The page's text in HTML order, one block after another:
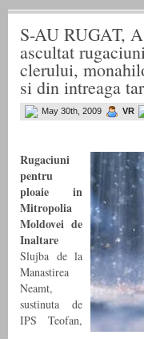
S-AU RUGAT,
ascultat
clerului,
si din intreaga
May 30th, 2009 VR
Rugaciuni
pentru
ploaie in
Mitropolia
Moldovei de
Inaltare
Slujba de la
Manastirea
Neamt,
sustinuta de
IPS Teofan,